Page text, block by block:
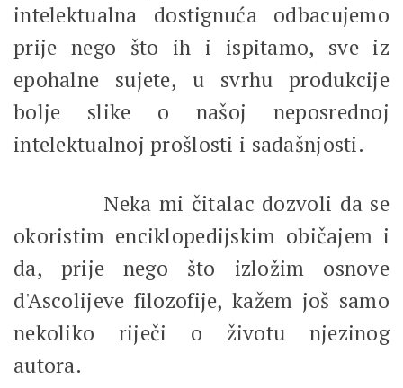
intelektualna dostignuća odbacujemo
prije nego što ih i ispitamo, sve iz
epohalne sujete, u svrhu produkcije
bolje slike o našoj neposrednoj
intelektualnoj prošlosti i sadašnjosti.
Neka mi čitalac dozvoli da se
okoristim enciklopedijskim običajem i
da, prije nego što izložim osnove
d'Ascolijeve filozofije, kažem još samo
nekoliko riječi o životu njezinog
autora.